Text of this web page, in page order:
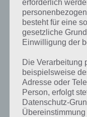
erforderlich
besteht für eine
gesetzliche
Einwilligung der
Die Verarbeitung
beispielsweise
Adresse oder
Person, erfolgt
Datenschutz-